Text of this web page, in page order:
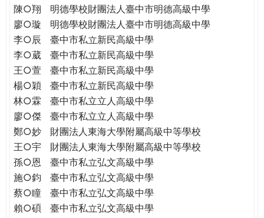
陳○翔
明德學校財團法人臺中市明德高級中學
廖○璇
明德學校財團法人臺中市明德高級中學
李○辰
臺中市私立新民高級中學
李○葳
臺中市私立新民高級中學
王○萱
臺中市私立新民高級中學
楊○穎
臺中市私立新民高級中學
林○霖
臺中市私立立人高級中學
廖○傑
臺中市私立立人高級中學
鄭○妙
財團法人東海大學附屬高級中等學校
王○宇
財團法人東海大學附屬高級中等學校
孫○恩
臺中市私立弘文高級中學
施○鈞
臺中市私立弘文高級中學
蔡○瞳
臺中市私立弘文高級中學
賴○碩
臺中市私立弘文高級中學